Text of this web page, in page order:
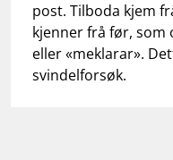
post. Tilboda kjem
kjenner frå før, som
eller «meklarar».
svindelforsøk.